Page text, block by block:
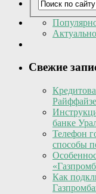
Актуально
Свежие
банке
Телефон
способы
Как